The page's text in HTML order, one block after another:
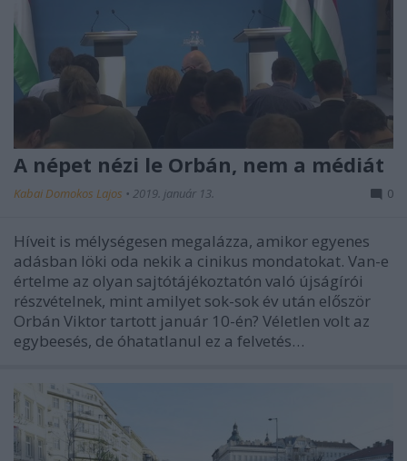
A népet nézi le Orbán, nem a médiát
Kabai Domokos Lajos • 2019. január 13. 0
Híveit is mélységesen megalázza, amikor egyenes
adásban löki oda nekik a cinikus mondatokat. Van-e
értelme az olyan sajtótájékoztatón való újságírói
részvételnek, mint amilyet sok-sok év után először
Orbán Viktor tartott január 10-én? Véletlen volt az
egybeesés, de óhatatlanul ez a felvetés…